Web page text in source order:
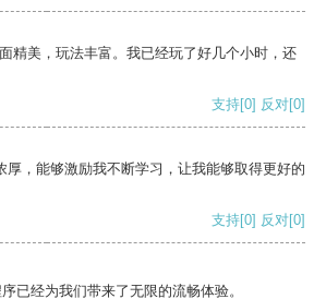
精美，玩法丰富。我已经玩了好几个小时，还
支持[0] 反对[0]
厚，能够激励我不断学习，让我能够取得更好的
支持[0] 反对[0]
已经为我们带来了无限的流畅体验。